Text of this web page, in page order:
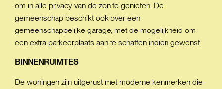
om in alle privacy van de zon te genieten. De
gemeenschap beschikt ook over een
gemeenschappelijke garage, met de mogelijkheid om
een extra parkeerplaats aan te schaffen indien gewenst.
BINNENRUIMTES
De woningen zijn uitgerust met moderne kenmerken die